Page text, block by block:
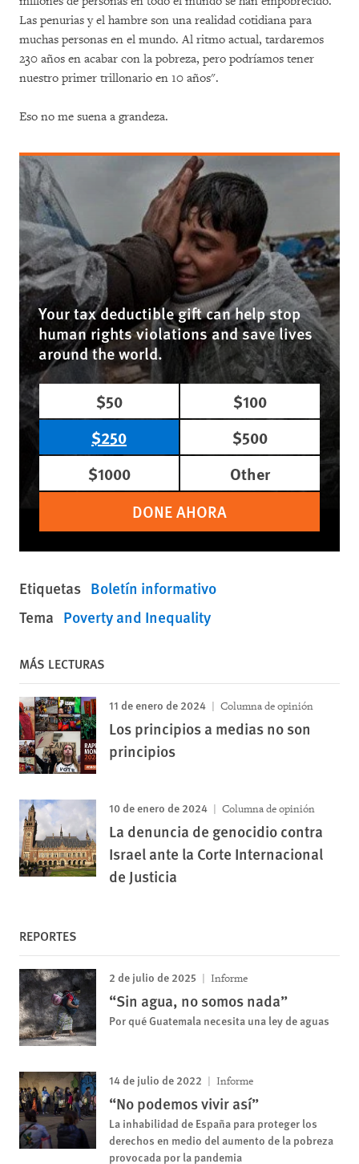
Las penurias y el hambre son una realidad cotidiana para
muchas personas en el mundo. Al ritmo actual, tardaremos
230 años en acabar con la pobreza, pero podríamos tener
nuestro primer trillonario en 10 años".
Eso no me suena a grandeza.
Your tax deductible gift can help stop
human rights violations and save lives
around the world.
$50
$100
$250
$500
$1000
Other
DONE AHORA
Etiquetas Boletín informativo
Tema Poverty and Inequality
MÁS LECTURAS
11 de enero de 2024 Columna de opinión
Los principios a medias no son
principios
10 de enero de 2024 Columna de opinión
La denuncia de genocidio contra
Israel ante la Corte Internacional
de Justicia
REPORTES
2 de julio de 2025 Informe
“Sin agua, no somos nada”
Por qué Guatemala necesita una ley de aguas
14 de julio de 2022 Informe
“No podemos vivir así”
La inhabilidad de España para proteger los
derechos en medio del aumento de la pobreza
provocada por la pandemia